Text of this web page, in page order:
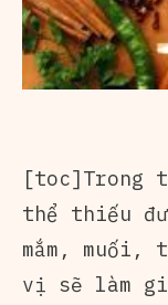
[toc]Trong
thể thiếu
mắm,
vị sẽ làm